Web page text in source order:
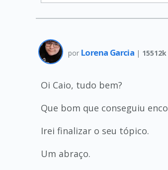
por Lorena Garcia | 15512k
Oi Caio, tudo bem?
Que bom que conseguiu
Irei finalizar o seu tópico.
Um abraço.